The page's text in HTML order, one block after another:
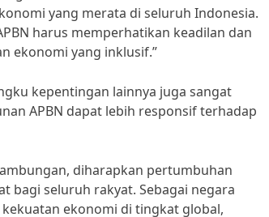
yang merata di seluruh Indonesia.
harus memperhatikan keadilan dan
ekonomi yang inklusif.”
kepentingan lainnya juga sangat
APBN dapat lebih responsif terhadap
diharapkan pertumbuhan
bagi seluruh rakyat. Sebagai negara
ekonomi di tingkat global,